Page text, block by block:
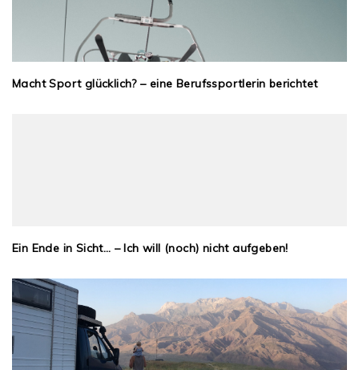
Macht Sport glücklich? – eine Berufssportlerin berichtet
Ein Ende in Sicht… – Ich will (noch) nicht aufgeben!